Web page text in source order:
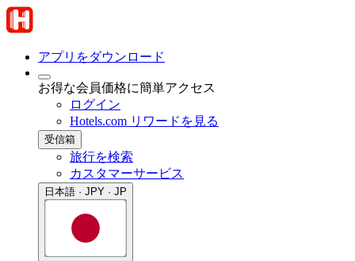
アプリをダウンロード
お得な会員価格に簡単アクセス
ログイン
Hotels.com リワードを見る
受信箱
旅行を検索
カスタマーサービス
日本語 · JPY · JP